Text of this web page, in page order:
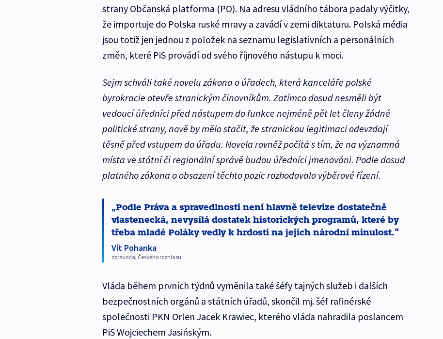
strany Občanská platforma (PO). Na adresu vládního tábora padaly výčitky,
že importuje do Polska ruské mravy a zavádí v zemi diktaturu. Polská média
jsou totiž jen jednou z položek na seznamu legislativních a personálních
změn, které PiS provádí od svého říjnového nástupu k moci.
Sejm schváli také novelu zákona o úřadech, která kanceláře polské
byrokracie otevře stranickým činovníkům. Zatímco dosud nesměli být
vedoucí úředníci před nástupem do funkce nejméně pět let členy žádné
politické strany, nově by mělo stačit, že stranickou legitimaci odevzdají
těsně před vstupem do úřadu. Novela rovněž počítá s tím, že na významná
místa ve státní či regionální správě budou úředníci jmenováni. Podle dosud
platného zákona o obsazení těchto pozic rozhodovalo výběrové řízení.
Podle Práva a spravedlnosti není hlavně televize dostatečně
vlastenecká, nevysílá dostatek historických programů, které by
třeba mladé Poláky vedly k hrdosti na jejich národní minulost.
Vít Pohanka
zpravodaj Českého rozhlasu
Vláda během prvních týdnů vyměnila také šéfy tajných služeb i dalších
bezpečnostních orgánů a státních úřadů, skončil mj. šéf rafinérské
společnosti PKN Orlen Jacek Krawiec, kterého vláda nahradila poslancem
PiS Wojciechem Jasińským.